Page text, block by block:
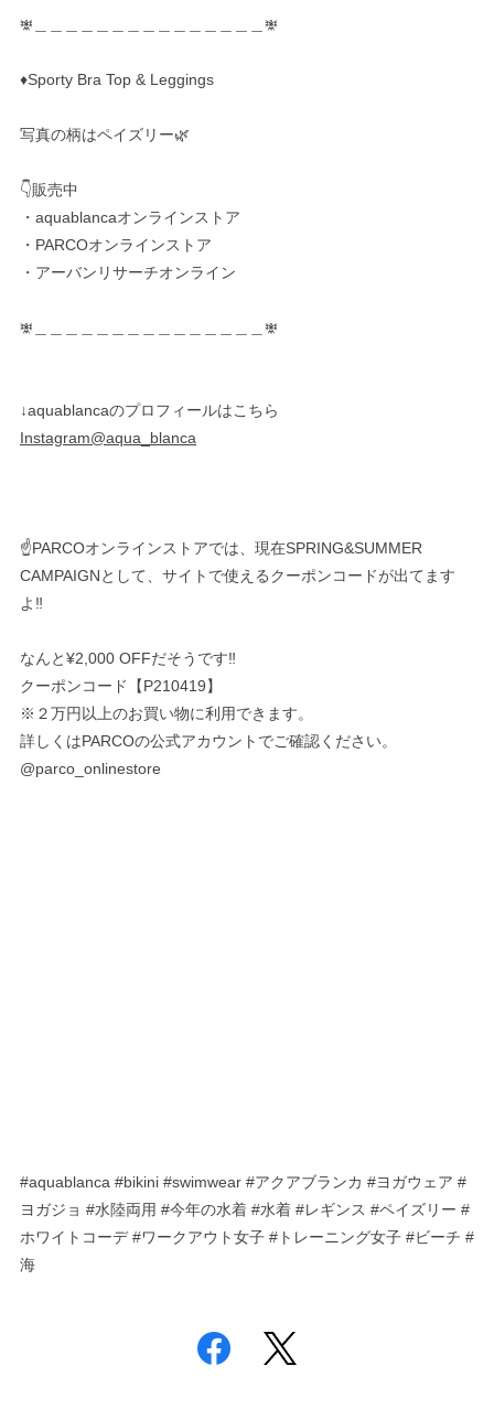
𖢐＿＿＿＿＿＿＿＿＿＿＿＿＿＿＿𖢐
♦︎Sporty Bra Top & Leggings
写真の柄はペイズリー🌿
👇販売中
・aquablancaオンラインストア
・PARCOオンラインストア
・アーバンリサーチオンライン
𖢐＿＿＿＿＿＿＿＿＿＿＿＿＿＿＿𖢐
↓aquablancaのプロフィールはこちら
Instagram@aqua_blanca
☝️PARCOオンラインストアでは、現在SPRING&SUMMER
CAMPAIGNとして、サイトで使えるクーポンコードが出てます
よ‼︎
なんと¥2,000 OFFだそうです‼︎
クーポンコード【P210419】
※２万円以上のお買い物に利用できます。
詳しくはPARCOの公式アカウントでご確認ください。
@parco_onlinestore
#aquablanca #bikini #swimwear #アクアブランカ #ヨガウェア #
ヨガジョ #水陸両用 #今年の水着 #水着 #レギンス #ペイズリー #
ホワイトコーデ #ワークアウト女子 #トレーニング女子 #ビーチ #
海